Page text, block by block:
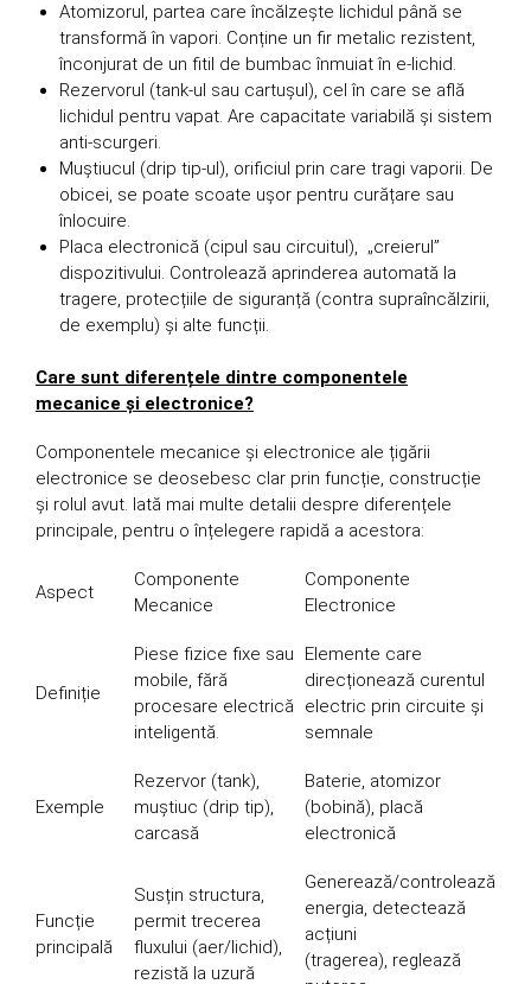
Atomizorul, partea care încălzește lichidul până se
transformă în vapori. Conține un fir metalic rezistent,
înconjurat de un fitil de bumbac înmuiat în e-lichid.
Rezervorul (tank-ul sau cartușul), cel în care se află
lichidul pentru vapat. Are capacitate variabilă și sistem
anti-scurgeri.
Muștiucul (drip tip-ul), orificiul prin care tragi vaporii. De
obicei, se poate scoate ușor pentru curățare sau
înlocuire.
Placa electronică (cipul sau circuitul), „creierul”
dispozitivului. Controlează aprinderea automată la
tragere, protecțiile de siguranță (contra supraîncălzirii,
de exemplu) și alte funcții.
Care sunt diferențele dintre componentele
mecanice și electronice?
Componentele mecanice și electronice ale țigării
electronice se deosebesc clar prin funcție, construcție
și rolul avut. Iată mai multe detalii despre diferențele
principale, pentru o înțelegere rapidă a acestora:
Aspect
Componente
Mecanice
Componente
Electronice
Definiție
Piese fizice fixe sau
mobile, fără
procesare electrică
inteligentă.
Elemente care
direcționează curentul
electric prin circuite și
semnale
Exemple
Rezervor (tank),
muștiuc (drip tip),
carcasă
Baterie, atomizor
(bobină), placă
electronică
Funcție
principală
Susțin structura,
permit trecerea
fluxului (aer/lichid),
rezistă la uzură
Generează/controlează
energia, detectează
acțiuni
(tragerea), reglează